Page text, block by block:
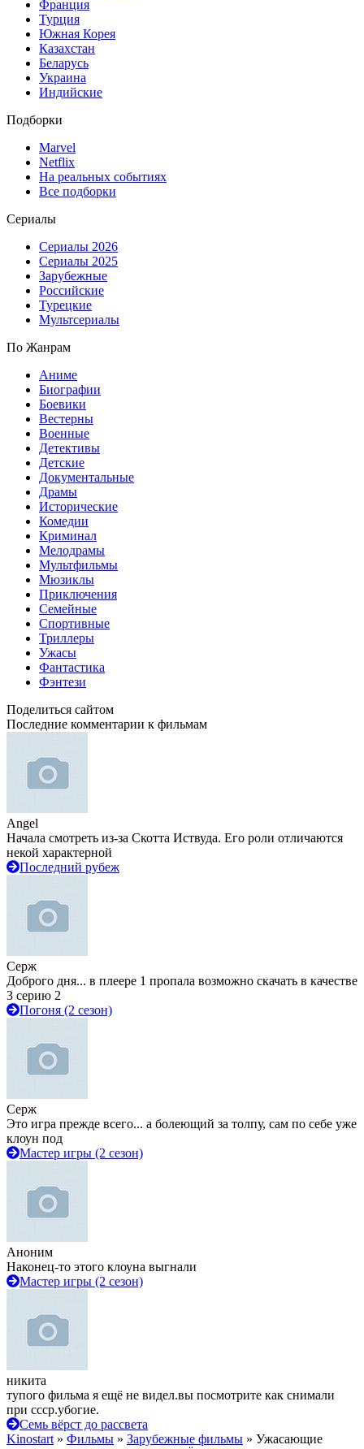
Франция
Турция
Южная Корея
Казахстан
Беларусь
Украина
Индийские
Подборки
Marvel
Netflix
На реальных событиях
Все подборки
Сериалы
Сериалы 2026
Сериалы 2025
Зарубежные
Российские
Турецкие
Мультсериалы
По Жанрам
Аниме
Биографии
Боевики
Вестерны
Военные
Детективы
Детские
Документальные
Драмы
Исторические
Комедии
Криминал
Мелодрамы
Мультфильмы
Мюзиклы
Приключения
Семейные
Спортивные
Триллеры
Ужасы
Фантастика
Фэнтези
Поделиться сайтом
Последние комментарии к фильмам
Angel
Начала смотреть из-за Скотта Иствуда. Его роли отличаются
некой характерной
Последний рубеж
Серж
Доброго дня... в плеере 1 пропала возможно скачать в качестве
3 серию 2
Погоня (2 сезон)
Серж
Это игра прежде всего... а болеющий за толпу, сам по себе уже
клоун под
Мастер игры (2 сезон)
Аноним
Наконец-то этого клоуна выгнали
Мастер игры (2 сезон)
никита
тупого фильма я ещё не видел.вы посмотрите как снимали
при ссср.убогие.
Семь вёрст до рассвета
Kinostart » Фильмы » Зарубежные фильмы » Ужасающие